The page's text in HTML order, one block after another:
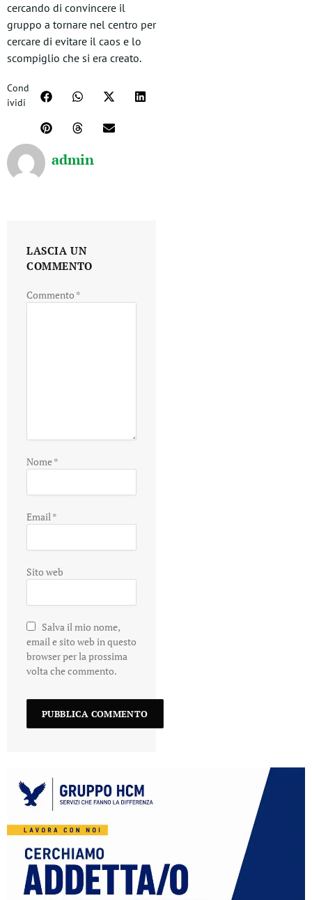
cercando di convincere il
gruppo a tornare nel centro per
cercare di evitare il caos e lo
scompiglio che si era creato.
Cond
ividi
admin
LASCIA UN
COMMENTO
Commento *
Nome*
Email*
Sito web
Salva il mio nome,
email e sito web in questo
browser per la prossima
volta che commento.